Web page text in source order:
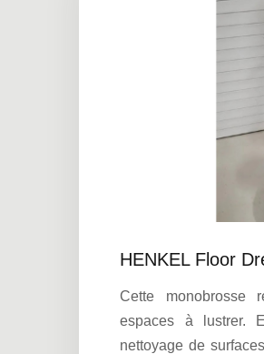
HENKEL Floor
Cette monobrosse
espaces à lustrer.
nettoyage de